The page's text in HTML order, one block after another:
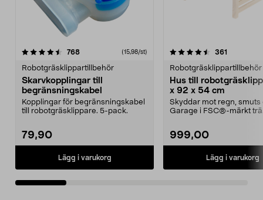
768recensioner (15,98/st)
Robotgräsklippartillbehör
Skarvkopplingar till
begränsningskabel
Kopplingar för begränsningskabel
till robotgräsklippare. 5-pack.
79,90
Lägg i varukorg
4.5 av 5 stjärnor 361
Robotgräsklippartillbehör
Hus till
x 92 x 54 cm
Skyddar mot regn, smuts
Garage i FSC®-märkt
999,00
Lägg i varukorg
4.5 av 5 stjärnor